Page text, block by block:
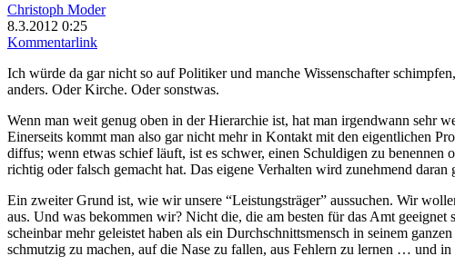
Christoph Moder
8.3.2012 0:25
Kommentarlink
Ich würde da gar nicht so auf Politiker und manche Wissenschafter
anders. Oder Kirche. Oder sonstwas.
Wenn man weit genug oben in der Hierarchie ist, hat man irgendwann sehr
Einerseits kommt man also gar nicht mehr in Kontakt mit den eigentlichen
diffus; wenn etwas schief läuft, ist es schwer, einen Schuldigen zu benennen
richtig oder falsch gemacht hat. Das eigene Verhalten wird zunehmend
Ein zweiter Grund ist, wie wir unsere “Leistungsträger” aussuchen. Wir
aus. Und was bekommen wir? Nicht die, die am besten für das Amt
scheinbar mehr geleistet haben als ein Durchschnittsmensch in seinem
schmutzig zu machen, auf die Nase zu fallen, aus Fehlern zu lernen … und